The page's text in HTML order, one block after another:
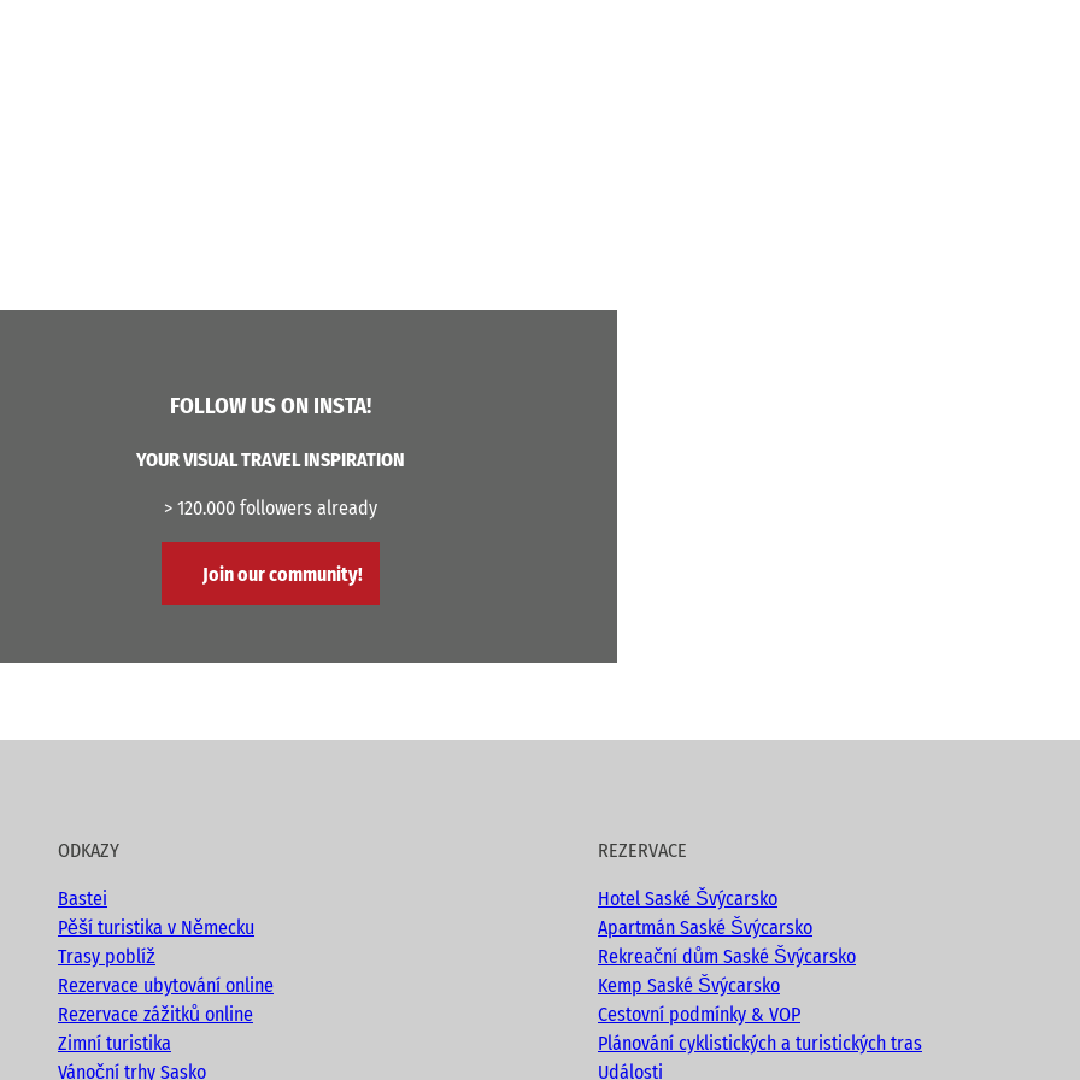
FOLLOW US ON INSTA!
YOUR VISUAL TRAVEL INSPIRATION
> 120.000 followers already
Join our community!
ODKAZY
Bastei
Pěší turistika v Německu
Trasy poblíž
Rezervace ubytování online
Rezervace zážitků online
Zimní turistika
Vánoční trhy Sasko
REZERVACE
Hotel Saské Švýcarsko
Apartmán Saské Švýcarsko
Rekreační dům Saské Švýcarsko
Kemp Saské Švýcarsko
Cestovní podmínky & VOP
Plánování cyklistických a turistických tras
Události